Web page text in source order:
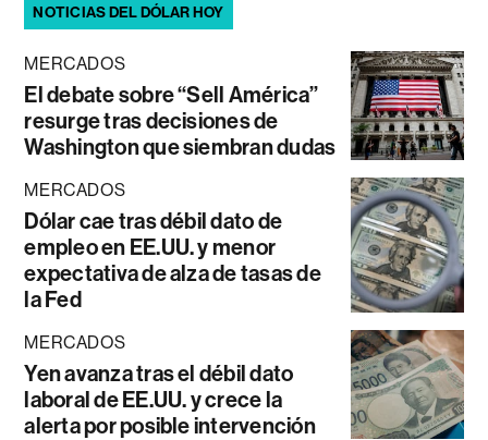
NOTICIAS DEL DÓLAR HOY
MERCADOS
El debate sobre “Sell América”
resurge tras decisiones de
Washington que siembran dudas
MERCADOS
Dólar cae tras débil dato de
empleo en EE.UU. y menor
expectativa de alza de tasas de
la Fed
MERCADOS
Yen avanza tras el débil dato
laboral de EE.UU. y crece la
alerta por posible intervención